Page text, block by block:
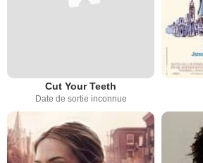
Cut Your Teeth
Date de sortie inconnue